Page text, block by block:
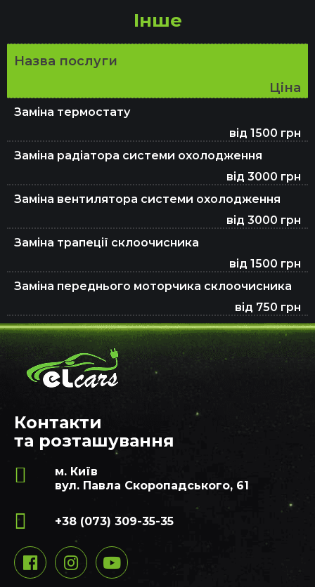
Інше
Назва послуги
Ціна
Заміна термостату
від 1500 грн
Заміна радіатора системи охолодження
від 3000 грн
Заміна вентилятора системи охолодження
від 3000 грн
Заміна трапеції склоочисника
від 1500 грн
Заміна переднього моторчика склоочисника
від 750 грн
Контакти
та розташування
м. Київ
вул. Павла Скоропадського, 61
+38 (073) 309-35-35